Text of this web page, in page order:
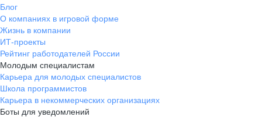
Блог
О компаниях в игровой форме
Жизнь в компании
ИТ-проекты
Рейтинг работодателей России
Молодым специалистам
Карьера для молодых специалистов
Школа программистов
Карьера в некоммерческих организациях
Боты для уведомлений